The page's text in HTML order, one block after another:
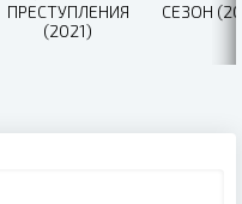
ПРЕСТУПЛЕНИЯ
(2021)
СЕЗОН